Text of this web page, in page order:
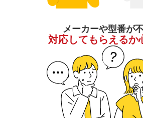
メーカーや型番が
対応してもらえるか